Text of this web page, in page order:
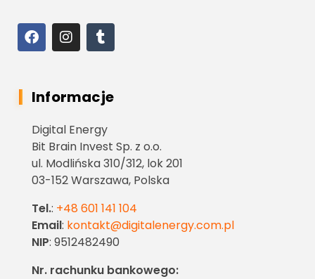
Informacje
Digital Energy
Bit Brain Invest Sp. z o.o.
ul. Modlińska 310/312, lok 201
03-152 Warszawa, Polska
Tel.: +48 601 141 104
Email: kontakt@digitalenergy.com.pl
NIP: 9512482490
Nr. rachunku bankowego: